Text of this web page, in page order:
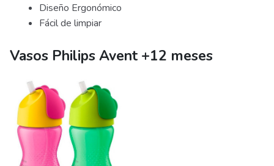
Diseño Ergonómico
Fácil de limpiar
Vasos Philips Avent +12 meses